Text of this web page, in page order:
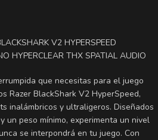
V2 HYPERSPEED
HYPERCLEAR THX SPATIAL AUDIO
que necesitas para el juego
Razer BlackShark V2 HyperSpeed,
inalámbricos y ultraligeros. Diseñados
un peso mínimo, experimenta un nivel
se interpondrá en tu juego. Con